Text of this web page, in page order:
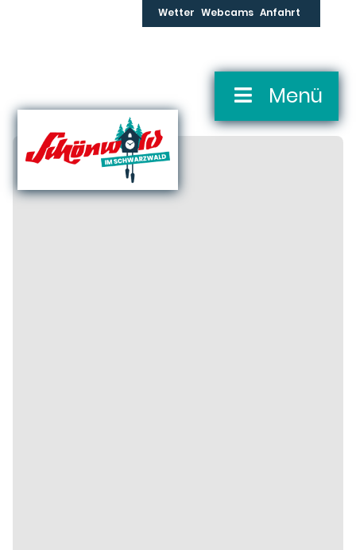
Wetter Webcams Anfahrt
Navigation
Menü